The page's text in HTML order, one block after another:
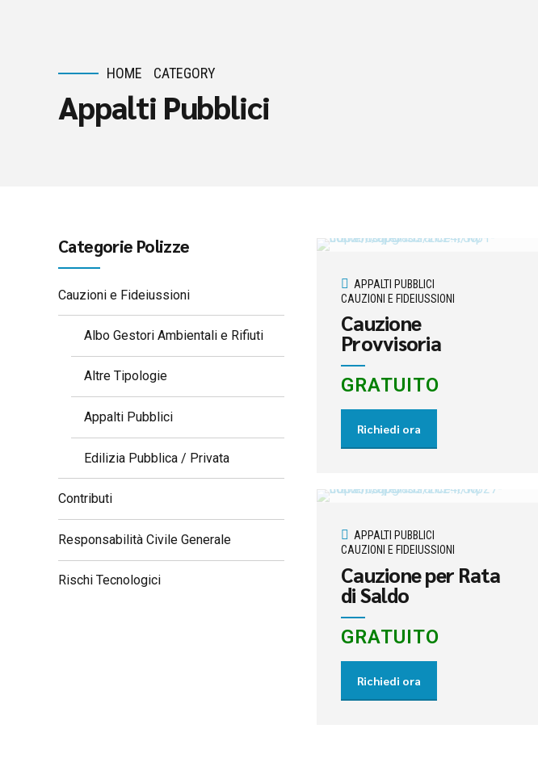
HOME CATEGORY
Appalti Pubblici
APPALTI PUBBLICI
CAUZIONI E FIDEIUSSIONI
Cauzione
Provvisoria
GRATUITO
Richiedi ora
APPALTI PUBBLICI
CAUZIONI E FIDEIUSSIONI
Cauzione per Rata
di Saldo
GRATUITO
Richiedi ora
Categorie Polizze
Cauzioni e Fideiussioni
Albo Gestori Ambientali e Rifiuti
Altre Tipologie
Appalti Pubblici
Edilizia Pubblica / Privata
Contributi
Responsabilità Civile Generale
Rischi Tecnologici